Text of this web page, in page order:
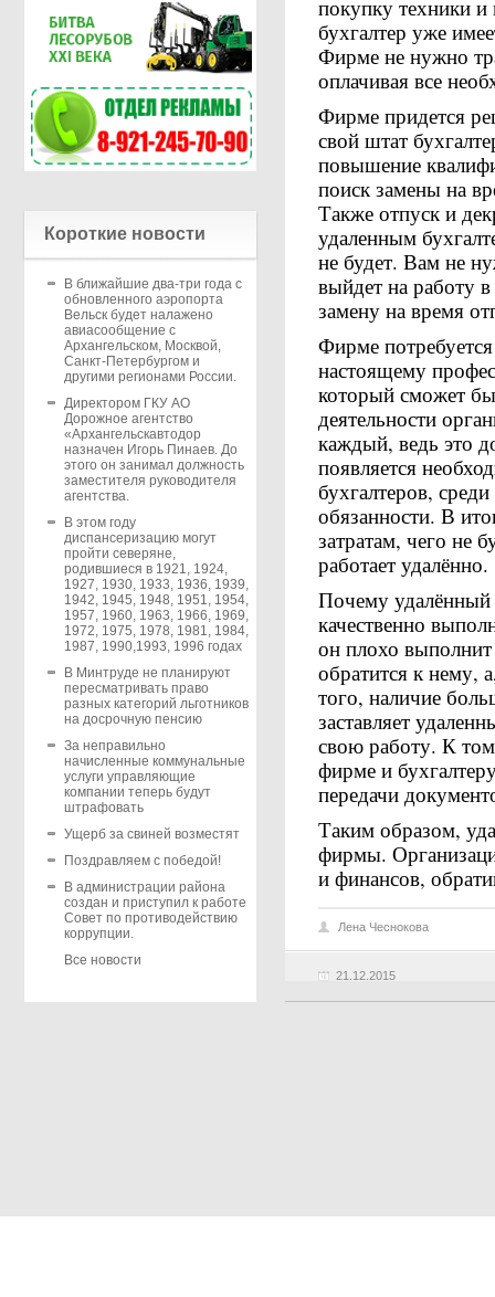
Короткие новости
В ближайшие два-три года с
обновленного аэропорта
Вельск будет налажено
авиасообщение с
Архангельском, Москвой,
Санкт-Петербургом и
другими регионами России.
Директором ГКУ АО
Дорожное агентство
«Архангельскавтодор
назначен Игорь Пинаев. До
этого он занимал должность
заместителя руководителя
агентства.
В этом году
диспансеризацию могут
пройти северяне,
родившиеся в 1921, 1924,
1927, 1930, 1933, 1936, 1939,
1942, 1945, 1948, 1951, 1954,
1957, 1960, 1963, 1966, 1969,
1972, 1975, 1978, 1981, 1984,
1987, 1990,1993, 1996 годах
В Минтруде не планируют
пересматривать право
разных категорий льготников
на досрочную пенсию
За неправильно
начисленные коммунальные
услуги управляющие
компании теперь будут
штрафовать
Ущерб за свиней возместят
Поздравляем с победой!
В администрации района
создан и приступил к работе
Совет по противодействию
коррупции.
Все новости
покупку техники
бухгалтер уже
Фирме не нужно
оплачивая все
Фирме придется
свой штат
повышение
поиск замены на
Также отпуск и
удаленным
не будет. Вам не
выйдет на работу в
замену на время
Фирме
настоящему
который сможет
деятельности
каждый, ведь это
появляется
бухгалтеров,
обязанности. В
затратам, чего не
работает удалённо.
Почему удалённый
качественно
он плохо
обратится к нему,
того, наличие
заставляет
свою работу. К
фирме и
передачи
Таким образом,
фирмы.
и финансов,
21.12.2015
Лена Чеснокова